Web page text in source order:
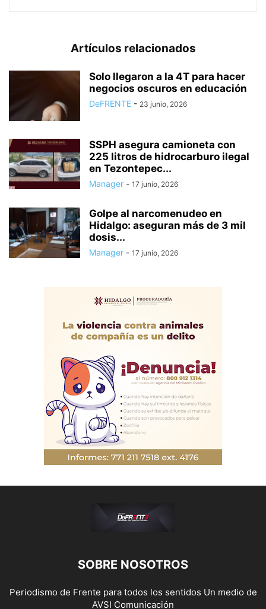
Artículos relacionados
Solo llegaron a la 4T para hacer
negocios oscuros en educación
DeFRENTE - 23 junio, 2026
SSPH asegura camioneta con
225 litros de hidrocarburo ilegal
en Tezontepec...
Manager - 17 junio, 2026
Golpe al narcomenudeo en
Hidalgo: aseguran más de 3 mil
dosis...
Manager - 17 junio, 2026
SOBRE NOSOTROS
Periodismo de Frente para todos los sentidos Un medio de
AVSI Comunicación